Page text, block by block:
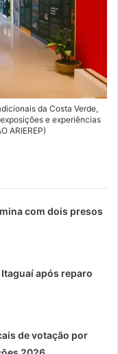
da Costa Verde,
e experiências
ARIEREP)
com dois presos
após reparo
de votação por